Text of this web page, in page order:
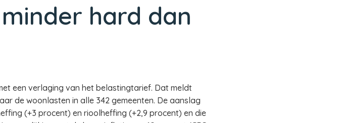
hard dan
een verlaging van het belastingtarief. Dat meldt
de woonlasten in alle 342 gemeenten. De aanslag
(+3 procent) en rioolheffing (+2,9 procent) en die